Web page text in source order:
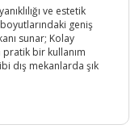
ve estetik
geniş
sunar; Kolay
pratik bir kullanım
dış mekanlarda şık